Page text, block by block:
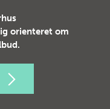
orienteret om